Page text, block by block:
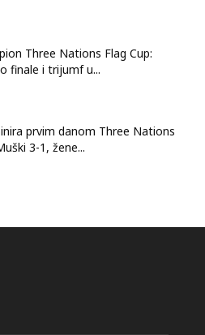
Three Nations Flag Cup:
finale i trijumf u...
prvim danom Three Nations
3-1, žene...